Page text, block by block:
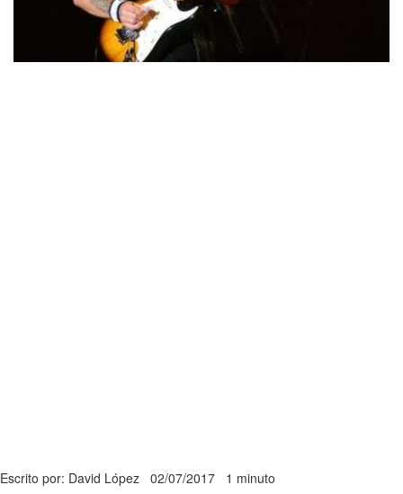
Escrito por: David López 02/07/2017 1 minuto